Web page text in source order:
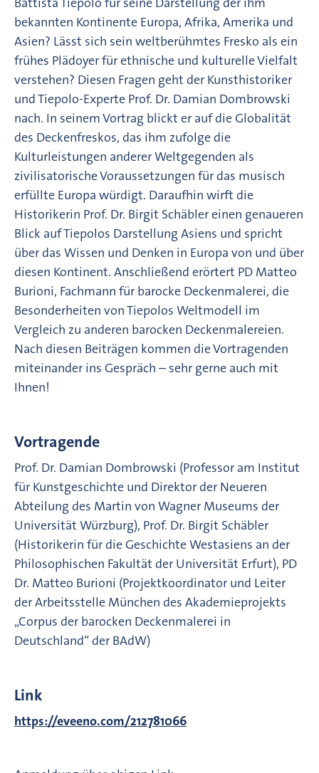
bekannten Kontinente Europa, Afrika, Amerika und
Asien? Lässt sich sein weltberühmtes Fresko als ein
frühes Plädoyer für ethnische und kulturelle Vielfalt
verstehen? Diesen Fragen geht der Kunsthistoriker
und Tiepolo-Experte Prof. Dr. Damian Dombrowski
nach. In seinem Vortrag blickt er auf die Globalität
des Deckenfreskos, das ihm zufolge die
Kulturleistungen anderer Weltgegenden als
zivilisatorische Voraussetzungen für das musisch
erfüllte Europa würdigt. Daraufhin wirft die
Historikerin Prof. Dr. Birgit Schäbler einen genaueren
Blick auf Tiepolos Darstellung Asiens und spricht
über das Wissen und Denken in Europa von und über
diesen Kontinent. Anschließend erörtert PD Matteo
Burioni, Fachmann für barocke Deckenmalerei, die
Besonderheiten von Tiepolos Weltmodell im
Vergleich zu anderen barocken Deckenmalereien.
Nach diesen Beiträgen kommen die Vortragenden
miteinander ins Gespräch – sehr gerne auch mit
Ihnen!
Vortragende
Prof. Dr. Damian Dombrowski (Professor am Institut
für Kunstgeschichte und Direktor der Neueren
Abteilung des Martin von Wagner Museums der
Universität Würzburg), Prof. Dr. Birgit Schäbler
(Historikerin für die Geschichte Westasiens an der
Philosophischen Fakultät der Universität Erfurt), PD
Dr. Matteo Burioni (Projektkoordinator und Leiter
der Arbeitsstelle München des Akademieprojekts
„Corpus der barocken Deckenmalerei in
Deutschland“ der BAdW)
Link
https://eveeno.com/212781066